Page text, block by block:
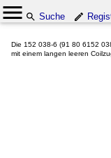
Suche
Die 152 038-6 (91 80 6152
mit einem langen leeren